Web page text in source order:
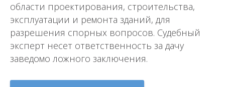
области проектирования, строительства,
эксплуатации и ремонта зданий, для
разрешения спорных вопросов. Судебный
эксперт несет ответственность за дачу
заведомо ложного заключения.